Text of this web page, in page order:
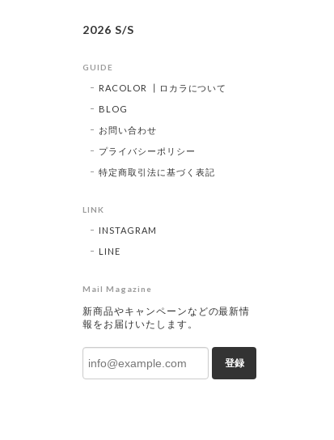
2026 S/S
GUIDE
RACOLOR ┃ロカラについて
BLOG
お問い合わせ
プライバシーポリシー
特定商取引法に基づく表記
LINK
INSTAGRAM
LINE
Mail Magazine
新商品やキャンペーンなどの最新情
報をお届けいたします。
登録